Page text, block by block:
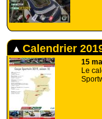
Calendrier
15
Le